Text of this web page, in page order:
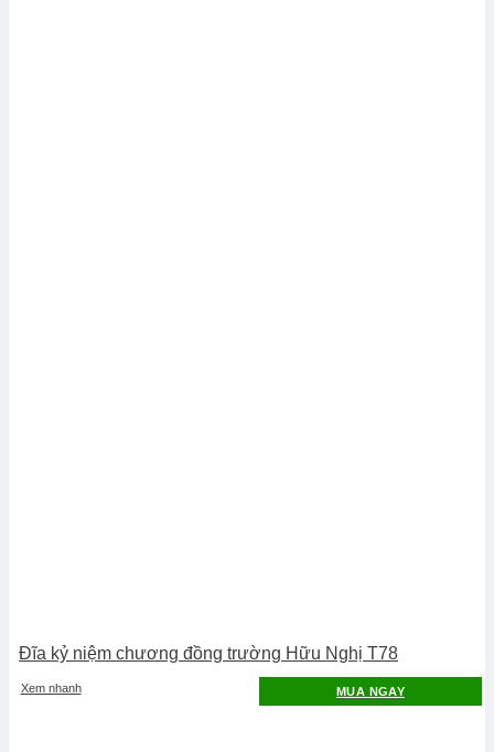
Đĩa kỷ niệm chương đồng trường Hữu Nghị T78
MUA NGAY
Xem nhanh